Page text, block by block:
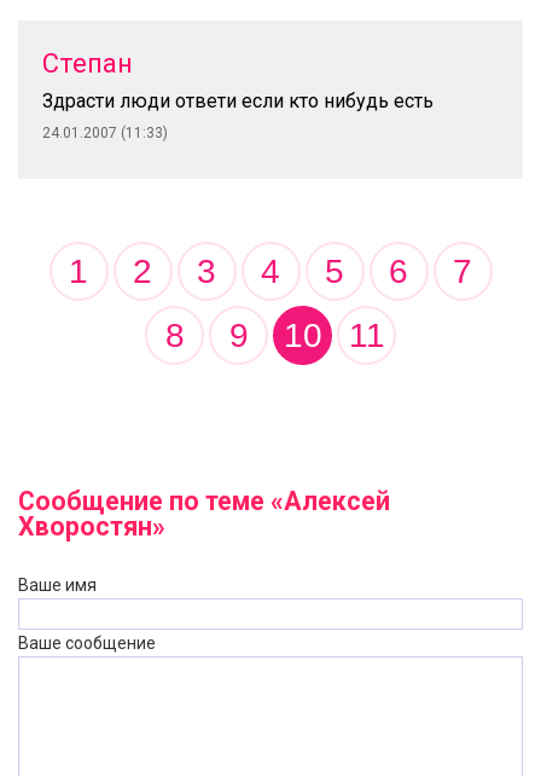
Степан
Здрасти люди ответи если кто нибудь есть
24.01.2007 (11:33)
1 2 3 4 5 6
7
8
9 10 11
Сообщение по теме «Алексей
Хворостян»
Ваше имя
Ваше сообщение